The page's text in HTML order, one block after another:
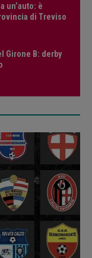
un’auto: è
di Treviso
Girone B: derby